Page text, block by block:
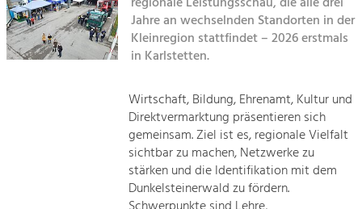
Sitemap
Kontakt
Tourismus
Angebotsentwicklung und
Positionierung.
Kunst & Kultur
Handwerk, Wissenschaft und Forschung.
Soziales, Bildung &
Gleichberechtigung, Jugend und
Jahre an wechselnden Standorten in der
Kleinregion stattfindet – 2026 erstmals
in Karlstetten.
Wirtschaft, Bildung, Ehrenamt, Kultur und
Direktvermarktung präsentieren sich
gemeinsam. Ziel ist es, regionale Vielfalt
sichtbar zu machen, Netzwerke zu
stärken und die Identifikation mit dem
Dunkelsteinerwald zu fördern.